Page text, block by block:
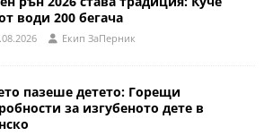
води 200 бегача
Eкип ЗаПерник
пазеше детето: Горещи
за изгубеното дете в